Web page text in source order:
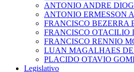
ANTONIO ANDRE
ANTONIO ERMESSON
FRANCISCO BEZERRA
FRANCISCO OTACILIO
FRANCISCO RENNIO
LUAN MAGALHAES
PLACIDO OTAVIO
Legislativo